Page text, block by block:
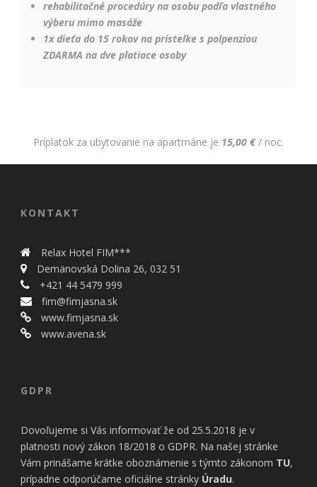
rehabilitačné procedúry na osobu podľa vlastného
výberu mimo masáže
1x dieťa do 15 rokov na prístelke s polpenziou
ZDARMA na dve platiace osoby
Príplatok za ubytovanie na apartmáne je 15,00 € / noc.
KONTAKT
Relax Hotel FIM***
Demänovská Dolina 26, 032 51
+421 44 5479 999
fim@fimjasna.sk
www.fimjasna.sk
www.avena.sk
GDPR
Dovoľujeme si Vás informovať že od 25.5.2018 je v
platnosti nový zákon 18/2018 o GDPR. Na našej stránke
Vám prinášame krátke oboznámenie s týmto zákonom TU,
prípadne odporúčame oficiálne stránky Úradu.